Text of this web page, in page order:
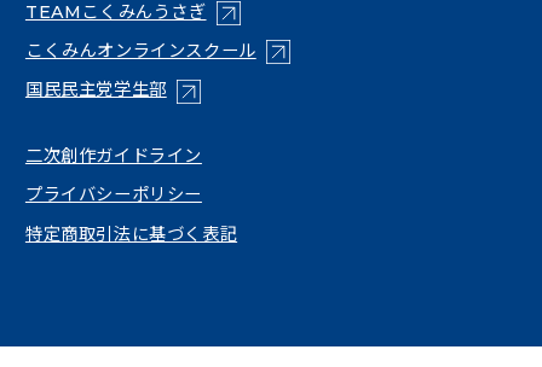
TEAMこくみんうさぎ（新しいタブで開く）
こくみんオンラインスクール（新しいタブで開く）
国民民主党学生部（新しいタブで開く）
二次創作ガイドライン
プライバシーポリシー
特定商取引法に基づく表記